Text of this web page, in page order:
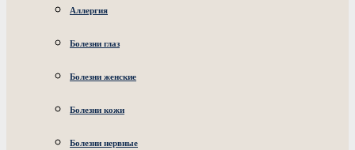
Аллергия
Болезни глаз
Болезни женские
Болезни кожи
Болезни нервные